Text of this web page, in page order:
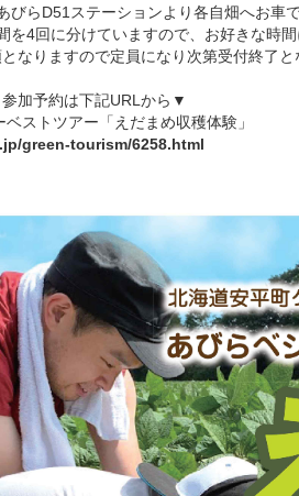
D51ステーションより各自畑へお車で
回に分けていますので、お好きな時間
ので定員になり次第受付終了とな
加予約は下記URLから▼
ストツアー「えだまめ収穫体験」
green-tourism/6258.html